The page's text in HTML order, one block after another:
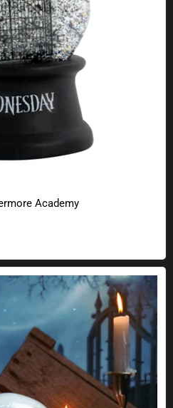
Academy
Jack Skellington koektrommel